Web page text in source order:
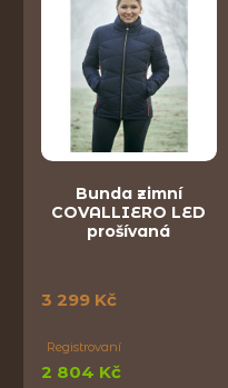
Bunda zimní
COVALLIERO LED
prošívaná
3 299 Kč
Registrovaní
2 804 Kč